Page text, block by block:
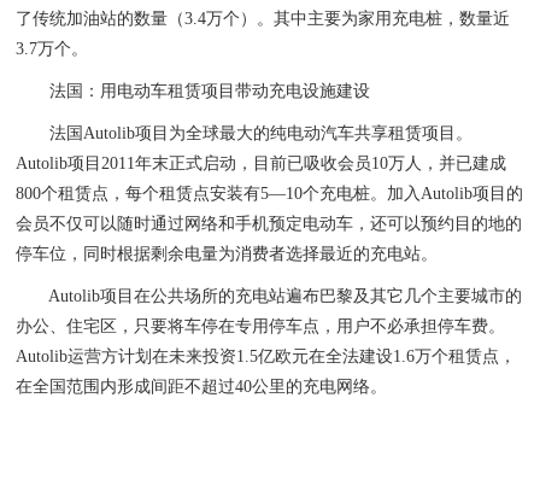
了传统加油站的数量（3.4万个）。其中主要为家用充电桩，数量近
3.7万个。
法国：用电动车租赁项目带动充电设施建设
法国Autolib项目为全球最大的纯电动汽车共享租赁项目。
Autolib项目2011年末正式启动，目前已吸收会员10万人，并已建成
800个租赁点，每个租赁点安装有5—10个充电桩。加入Autolib项目的
会员不仅可以随时通过网络和手机预定电动车，还可以预约目的地的
停车位，同时根据剩余电量为消费者选择最近的充电站。
Autolib项目在公共场所的充电站遍布巴黎及其它几个主要城市的
办公、住宅区，只要将车停在专用停车点，用户不必承担停车费。
Autolib运营方计划在未来投资1.5亿欧元在全法建设1.6万个租赁点，
在全国范围内形成间距不超过40公里的充电网络。